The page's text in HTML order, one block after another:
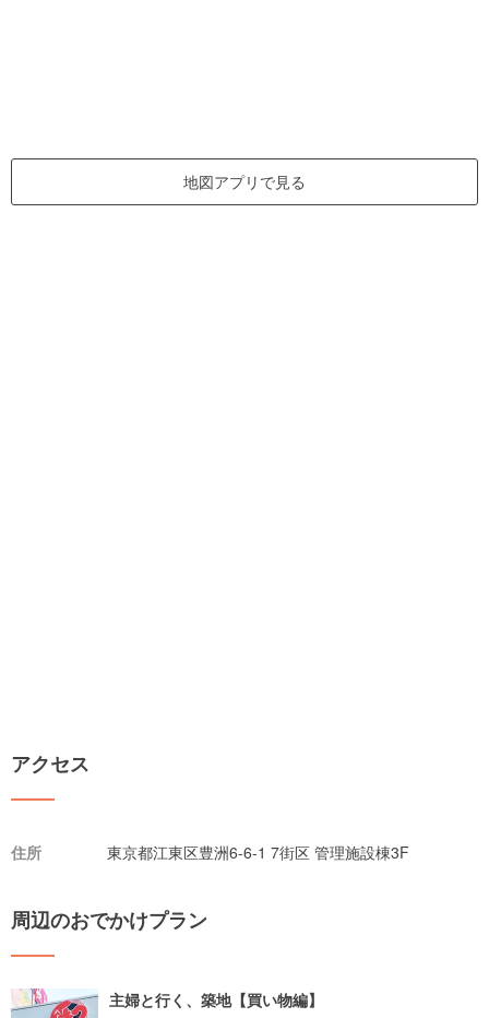
地図アプリで見る
アクセス
住所 東京都江東区豊洲6-6-1 7街区 管理施設棟3F
周辺のおでかけプラン
主婦と行く、築地【買い物編】